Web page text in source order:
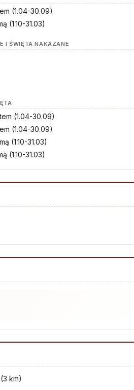
Ojca Pio
Chrystusa
Zakon
Józefa
(1.04-30.09)
(1.10-31.03)
I ŚWIĘTA NAKAZANE
(1.04-30.09)
(1.04-30.09)
(1.10-31.03)
(1.10-31.03)
km)